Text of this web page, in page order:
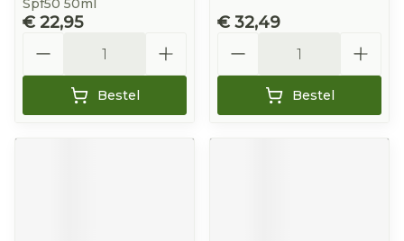
Spf50 50ml
€ 22,95
Bestel
€ 32,49
Bestel